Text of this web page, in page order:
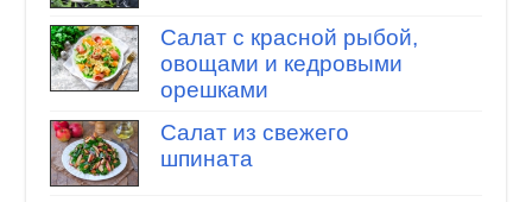
Салат с красной рыбой,
овощами и кедровыми
орешками
Салат из свежего
шпината